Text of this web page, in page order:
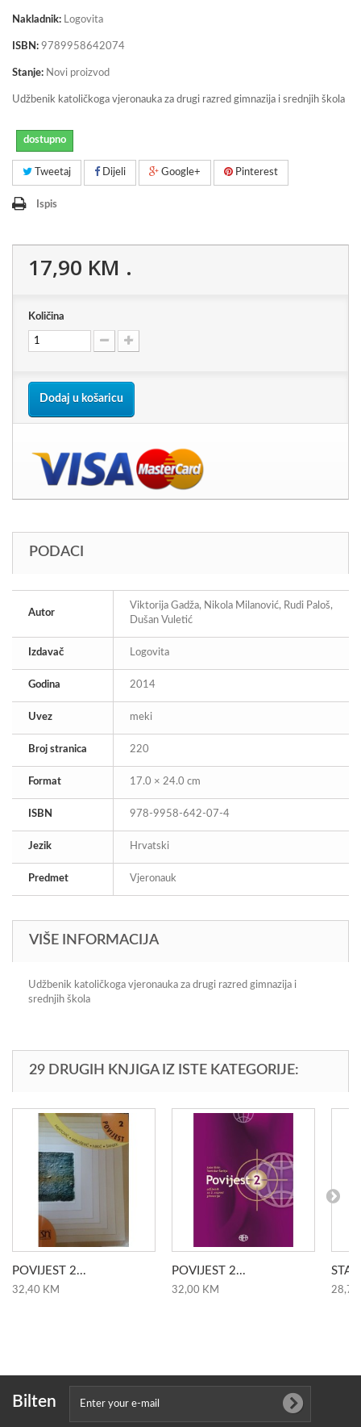
Nakladnik: Logovita
ISBN: 9789958642074
Stanje: Novi proizvod
Udžbenik katoličkoga vjeronauka za drugi razred gimnazija i srednjih škola
dostupno
Tweetaj Dijeli Google+ Pinterest
Ispis
17,90 KM .
Količina
Dodaj u košaricu
PODACI
Autor
Viktorija Gadža, Nikola Milanović, Rudi Paloš,
Dušan Vuletić
Izdavač Logovita
Godina 2014
Uvez meki
Broj stranica 220
Format 17.0 × 24.0 cm
ISBN 978-9958-642-07-4
Jezik Hrvatski
Predmet Vjeronauk
VIŠE INFORMACIJA
Udžbenik katoličkoga vjeronauka za drugi razred gimnazija i
srednjih škola
29 DRUGIH KNJIGA IZ ISTE KATEGORIJE:
POVIJEST 2...
32,40 KM
POVIJEST 2...
32,00 KM 28,70
Bilten